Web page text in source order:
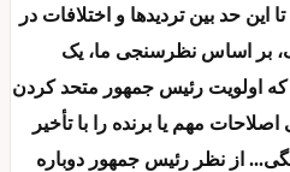
حد بین تردیدها و اختلافات در
بر اساس نظرسنجی ما، یک
منتظرند که اولویت رئیس جمهور متحد کردن
مهم یا برنده را با تأخیر
از نظر رئیس جمهور دوباره